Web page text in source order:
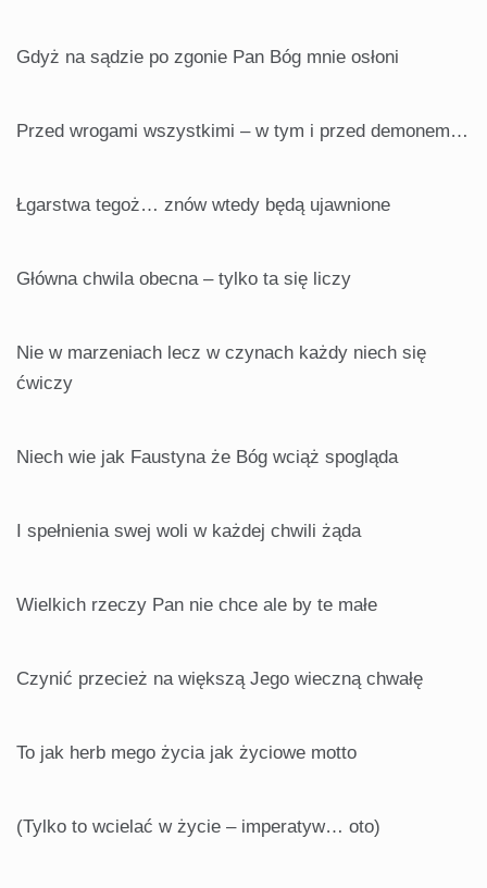
Gdyż na sądzie po zgonie Pan Bóg mnie osłoni
Przed wrogami wszystkimi – w tym i przed demonem…
Łgarstwa tegoż… znów wtedy będą ujawnione
Główna chwila obecna – tylko ta się liczy
Nie w marzeniach lecz w czynach każdy niech się
ćwiczy
Niech wie jak Faustyna że Bóg wciąż spogląda
I spełnienia swej woli w każdej chwili żąda
Wielkich rzeczy Pan nie chce ale by te małe
Czynić przecież na większą Jego wieczną chwałę
To jak herb mego życia jak życiowe motto
(Tylko to wcielać w życie – imperatyw… oto)